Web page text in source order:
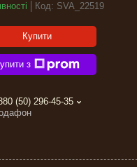
Код: SVA_22519
Купити
з
(50) 296-45-35